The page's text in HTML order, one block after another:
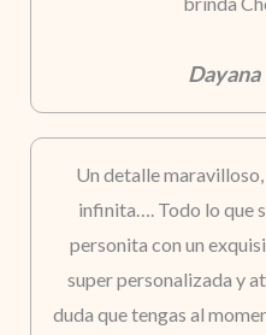
Un detalle
infinita…. Todo lo que
personita con un
super personalizada y
duda que tengas al